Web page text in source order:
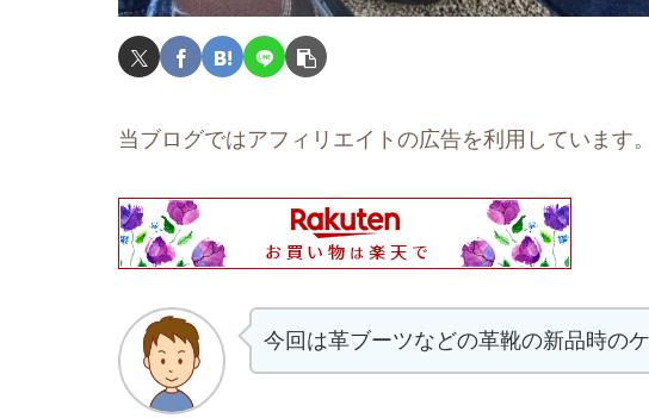
当ブログではアフィリエイトの広告を利用しています。
今回は革ブーツなどの革靴の新品時の